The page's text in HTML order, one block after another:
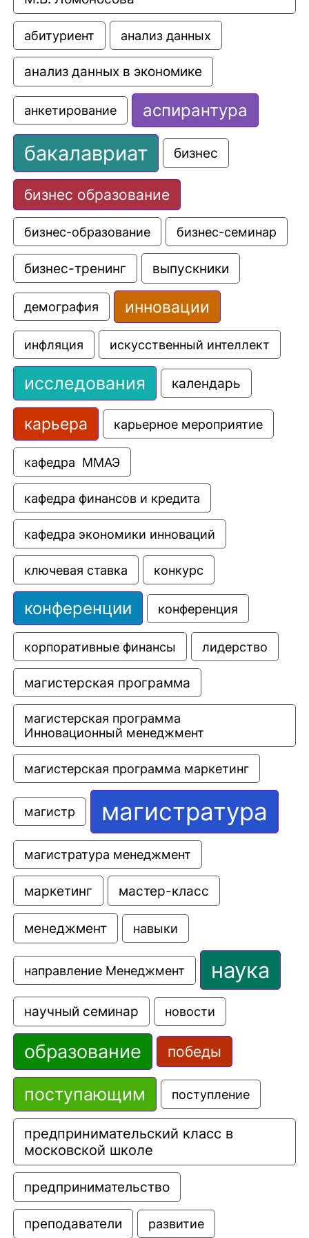
абитуриент анализ данных
анализ данных в экономике
анкетирование аспирантура
бакалавриат бизнес
бизнес образование
бизнес-образование бизнес-семинар
бизнес-тренинг выпускники
демография инновации
инфляция искусственный интеллект
исследования календарь
карьера карьерное мероприятие
кафедра  ММАЭ
кафедра финансов и кредита
кафедра экономики инноваций
ключевая ставка конкурс
конференции конференция
корпоративные финансы лидерство
магистерская программа
магистерская программа
Инновационный менеджмент
магистерская программа маркетинг
магистр магистратура
магистратура менеджмент
маркетинг мастер-класс
менеджмент навыки
направление Менеджмент наука
научный семинар новости
образование победы
поступающим поступление
предпринимательский класс в
московской школе
предпринимательство
преподаватели развитие